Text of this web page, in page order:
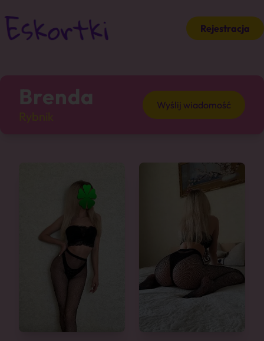
Rejestracja
Brenda Wyślij wiadomość